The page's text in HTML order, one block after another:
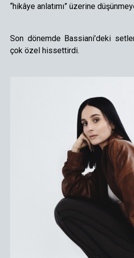
“hikâye anlatımı” üzerine
Son dönemde Bassiani’deki
çok özel hissettirdi.